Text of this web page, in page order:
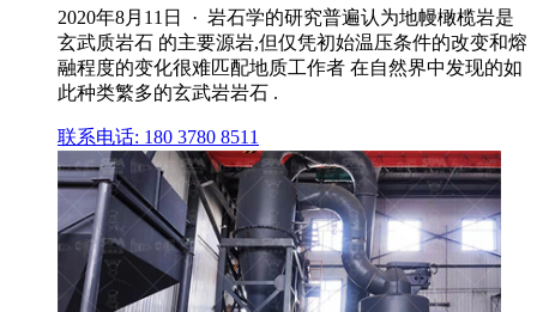
2020年8月11日 · 岩石学的研究普遍认为地幔橄榄岩是
玄武质岩石 的主要源岩,但仅凭初始温压条件的改变和熔
融程度的变化很难匹配地质工作者 在自然界中发现的如
此种类繁多的玄武岩岩石 .
联系电话: 180 3780 8511